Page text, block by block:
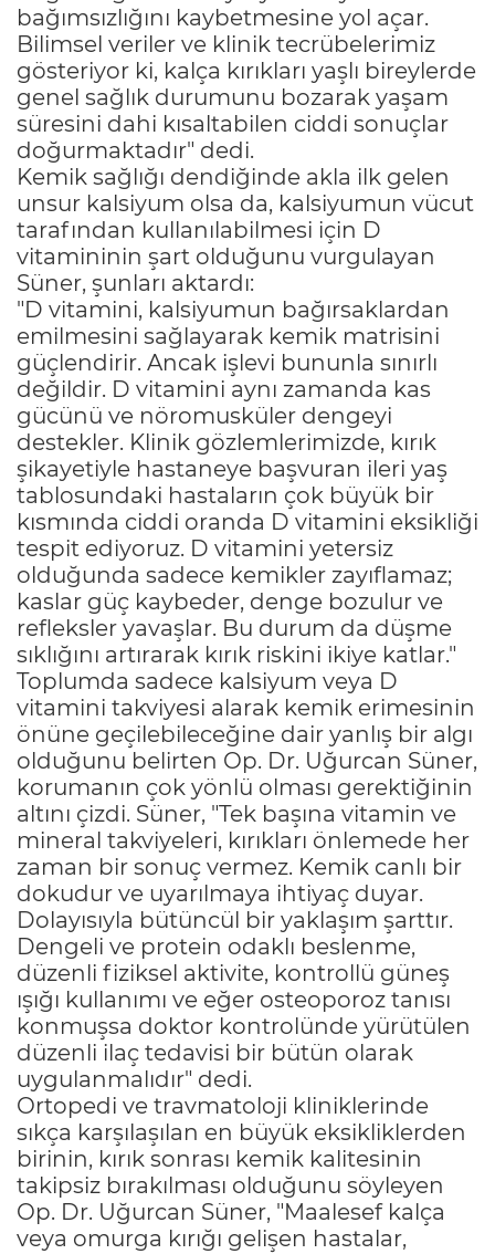
bağımsızlığını kaybetmesine yol açar.
Bilimsel veriler ve klinik tecrübelerimiz
gösteriyor ki, kalça kırıkları yaşlı bireylerde
genel sağlık durumunu bozarak yaşam
süresini dahi kısaltabilen ciddi sonuçlar
doğurmaktadır" dedi.
Kemik sağlığı dendiğinde akla ilk gelen
unsur kalsiyum olsa da, kalsiyumun vücut
tarafından kullanılabilmesi için D
vitamininin şart olduğunu vurgulayan
Süner, şunları aktardı:
"D vitamini, kalsiyumun bağırsaklardan
emilmesini sağlayarak kemik matrisini
güçlendirir. Ancak işlevi bununla sınırlı
değildir. D vitamini aynı zamanda kas
gücünü ve nöromusküler dengeyi
destekler. Klinik gözlemlerimizde, kırık
şikayetiyle hastaneye başvuran ileri yaş
tablosundaki hastaların çok büyük bir
kısmında ciddi oranda D vitamini eksikliği
tespit ediyoruz. D vitamini yetersiz
olduğunda sadece kemikler zayıflamaz;
kaslar güç kaybeder, denge bozulur ve
refleksler yavaşlar. Bu durum da düşme
sıklığını artırarak kırık riskini ikiye katlar."
Toplumda sadece kalsiyum veya D
vitamini takviyesi alarak kemik erimesinin
önüne geçilebileceğine dair yanlış bir algı
olduğunu belirten Op. Dr. Uğurcan Süner,
korumanın çok yönlü olması gerektiğinin
altını çizdi. Süner, "Tek başına vitamin ve
mineral takviyeleri, kırıkları önlemede her
zaman bir sonuç vermez. Kemik canlı bir
dokudur ve uyarılmaya ihtiyaç duyar.
Dolayısıyla bütüncül bir yaklaşım şarttır.
Dengeli ve protein odaklı beslenme,
düzenli fiziksel aktivite, kontrollü güneş
ışığı kullanımı ve eğer osteoporoz tanısı
konmuşsa doktor kontrolünde yürütülen
düzenli ilaç tedavisi bir bütün olarak
uygulanmalıdır" dedi.
Ortopedi ve travmatoloji kliniklerinde
sıkça karşılaşılan en büyük eksikliklerden
birinin, kırık sonrası kemik kalitesinin
takipsiz bırakılması olduğunu söyleyen
Op. Dr. Uğurcan Süner, "Maalesef kalça
veya omurga kırığı gelişen hastalar,